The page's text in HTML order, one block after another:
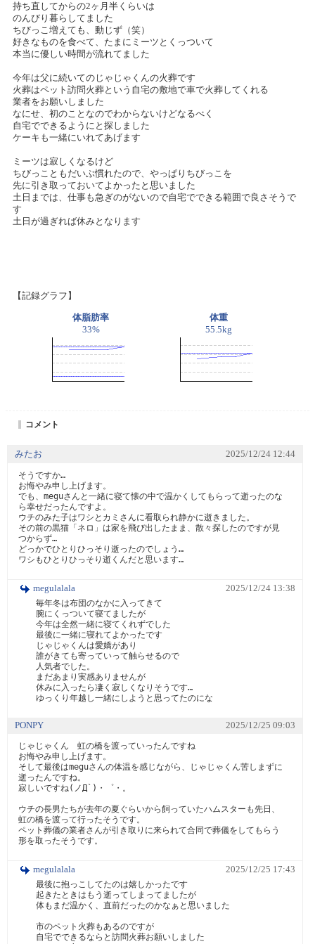
持ち直してからの2ヶ月半くらいは
のんびり暮らしてました
ちびっこ増えても、動じず（笑）
好きなものを食べて、たまにミーツとくっついて
本当に優しい時間が流れてました
今年は父に続いてのじゃじゃくんの火葬です
火葬はペット訪問火葬という自宅の敷地で車で火葬してくれる
業者をお願いしました
なにせ、初のことなのでわからないけどなるべく
自宅でできるようにと探しました
ケーキも一緒にいれてあげます
ミーツは寂しくなるけど
ちびっこともだいぶ慣れたので、やっぱりちびっこを
先に引き取っておいてよかったと思いました
土日までは、仕事も急ぎのがないので自宅でできる範囲で良さそうで
す
土日が過ぎれば休みとなります
【記録グラフ】
体脂肪率
33%
体重
55.5kg
コメント
みたお 2025/12/24 12:44
そうですか…
お悔やみ申し上げます。
でも、meguさんと一緒に寝て懐の中で温かくしてもらって逝ったのな
ら幸せだったんですよ。
ウチのみた子はワシとカミさんに看取られ静かに逝きました。
その前の黒猫「ネロ」は家を飛び出したまま、散々探したのですが見
つからず…
どっかでひとりひっそり逝ったのでしょう…
ワシもひとりひっそり逝くんだと思います…
megulalala
2025/12/24 13:38
毎年冬は布団のなかに入ってきて
腕にくっついて寝てましたが
今年は全然一緒に寝てくれずでした
最後に一緒に寝れてよかったです
じゃじゃくんは愛嬌があり
誰がきても寄っていって触らせるので
人気者でした。
まだあまり実感ありませんが
休みに入ったら凄く寂しくなりそうです…
PONPY 2025/12/25 09:03
じゃじゃくん　虹の橋を渡っていったんですね
お悔やみ申し上げます。
そして最後はmeguさんの体温を感じながら、じゃじゃくん苦しまずに
逝ったんですね。
寂しいですね(ノД`)・゜・。
ウチの長男たちが去年の夏ぐらいから飼っていたハムスターも先日、
虹の橋を渡って行ったそうです。
ペット葬儀の業者さんが引き取りに来られて合同で葬儀をしてもらう
形を取ったそうです。
megulalala
2025/12/25 17:43
最後に抱っこしてたのは嬉しかったです
起きたときはもう逝ってしまってましたが
体もまだ温かく、直前だったのかなぁと思いました
市のペット火葬もあるのですが
自宅でできるならと訪問火葬お願いしました